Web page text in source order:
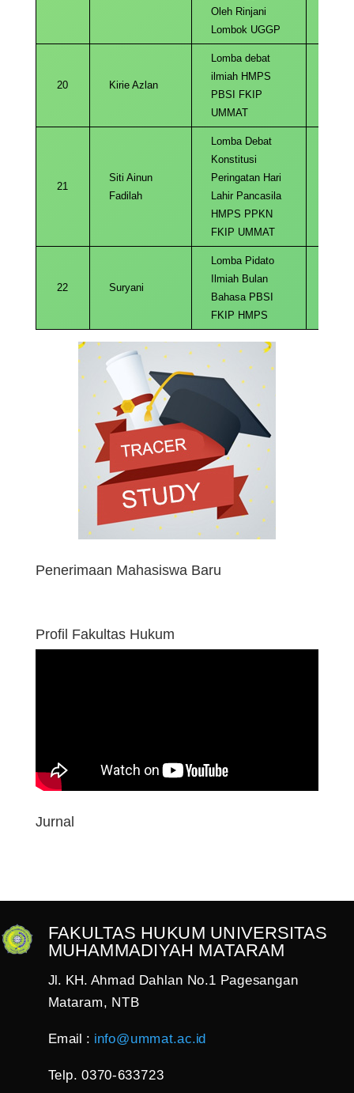
Oleh Rinjani
Lombok UGGP
20 Kirie Azlan
Lomba debat
ilmiah HMPS
PBSI FKIP
UMMAT
21
Siti Ainun
Fadilah
Lomba Debat
Konstitusi
Peringatan Hari
Lahir Pancasila
HMPS PPKN
FKIP UMMAT
22 Suryani
Lomba Pidato
Ilmiah Bulan
Bahasa PBSI
FKIP HMPS
Penerimaan Mahasiswa Baru
Profil Fakultas Hukum
Jurnal
FAKULTAS HUKUM UNIVERSITAS
MUHAMMADIYAH MATARAM
Jl. KH. Ahmad Dahlan No.1 Pagesangan
Mataram, NTB
Email : info@ummat.ac.id
Telp. 0370-633723